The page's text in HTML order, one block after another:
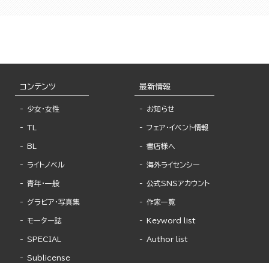
コンテンツ
少女・女性
TL
BL
ライトノベル
青年・一般
グラビア・写真集
モーター誌
SPECIAL
Sublicense
最新情報
お知らせ
フェア・イベント情報
書店様へ
海外ライセンシー
公式SNSアカウント
作家一覧
Keyword list
Author list